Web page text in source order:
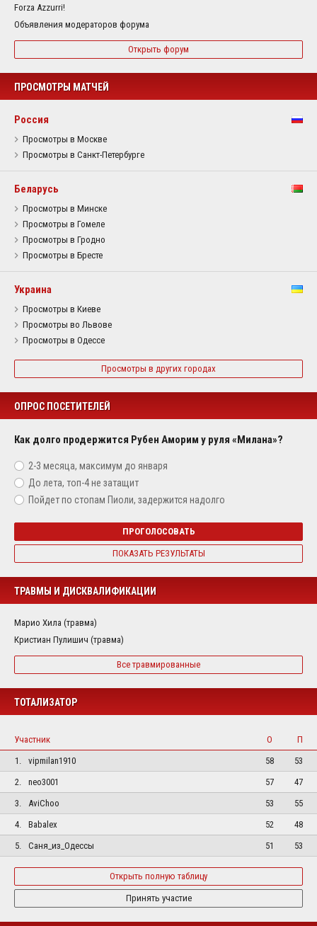
Forza Azzurri!
Объявления модераторов форума
Открыть форум
ПРОСМОТРЫ МАТЧЕЙ
Россия
Просмотры в Москве
Просмотры в Санкт-Петербурге
Беларусь
Просмотры в Минске
Просмотры в Гомеле
Просмотры в Гродно
Просмотры в Бресте
Украина
Просмотры в Киеве
Просмотры во Львове
Просмотры в Одессе
Просмотры в других городах
ОПРОС ПОСЕТИТЕЛЕЙ
Как долго продержится Рубен Аморим у руля «Милана»?
2-3 месяца, максимум до января
До лета, топ-4 не затащит
Пойдет по стопам Пиоли, задержится надолго
ПРОГОЛОСОВАТЬ
ПОКАЗАТЬ РЕЗУЛЬТАТЫ
ТРАВМЫ И ДИСКВАЛИФИКАЦИИ
Марио Хила (травма)
Кристиан Пулишич (травма)
Все травмированные
ТОТАЛИЗАТОР
Участник О
П
1.
vipmilan1910 58
53
2.
neo3001 57
47
3.
AviChoo 53
55
4.
Babalex 52
48
5.
Саня_из_Одессы 51 53
Открыть полную таблицу
Принять участие